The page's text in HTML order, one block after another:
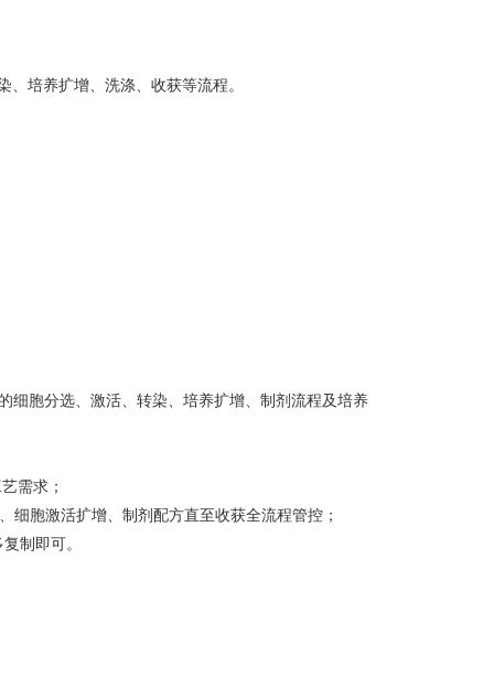
培养扩增、洗涤、收获等流程。
细胞分选、激活、转染、培养扩增、制剂流程及培养
需求；
细胞激活扩增、制剂配方直至收获全流程管控；
制即可。